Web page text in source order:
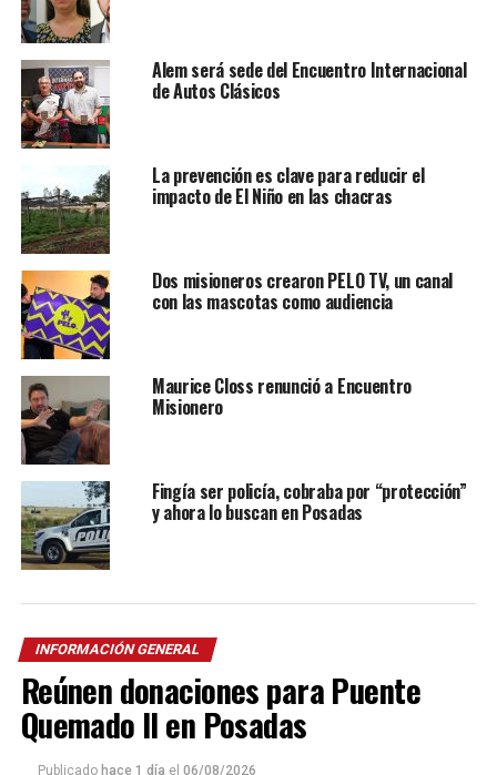
Alem será sede del Encuentro Internacional
de Autos Clásicos
La prevención es clave para reducir el
impacto de El Niño en las chacras
Dos misioneros crearon PELO TV, un canal
con las mascotas como audiencia
Maurice Closs renunció a Encuentro
Misionero
Fingía ser policía, cobraba por “protección”
y ahora lo buscan en Posadas
INFORMACIÓN GENERAL
Reúnen donaciones para Puente
Quemado II en Posadas
Publicado hace 1 día el 06/08/2026